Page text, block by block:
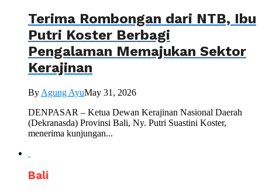
Terima Rombongan dari NTB, Ibu
Putri Koster Berbagi
Pengalaman Memajukan Sektor
Kerajinan
By Agung AyuMay 31, 2026
DENPASAR – Ketua Dewan Kerajinan Nasional Daerah
(Dekranasda) Provinsi Bali, Ny. Putri Suastini Koster,
menerima kunjungan...
Bali